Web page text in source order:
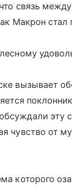
связь
Макрон стал
вызывает
эту
чувство от
которого